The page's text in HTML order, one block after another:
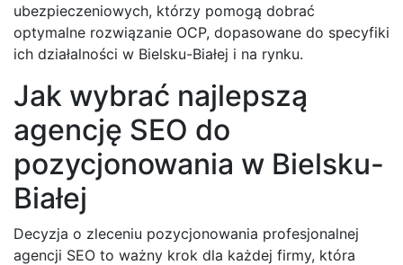
ubezpieczeniowych, którzy pomogą dobrać
optymalne rozwiązanie OCP, dopasowane do specyfiki
ich działalności w Bielsku-Białej i na rynku.
Jak wybrać najlepszą
agencję SEO do
pozycjonowania w Bielsku-
Białej
Decyzja o zleceniu pozycjonowania profesjonalnej
agencji SEO to ważny krok dla każdej firmy, która